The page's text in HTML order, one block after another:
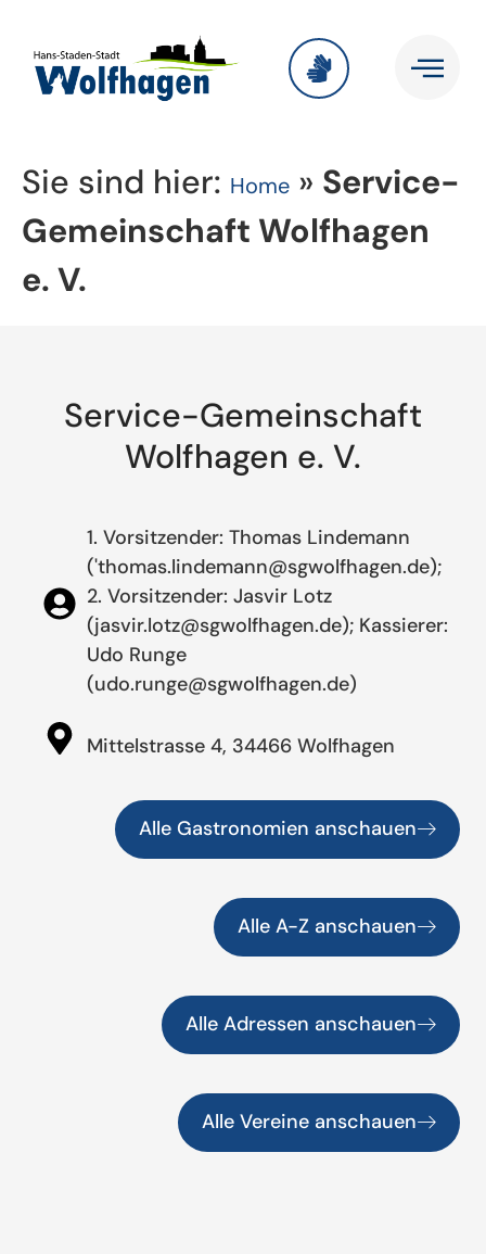
Sie sind hier: Home » Service-
Gemeinschaft Wolfhagen
e. V.
Service-Gemeinschaft
Wolfhagen e. V.
1. Vorsitzender: Thomas Lindemann
('thomas.lindemann@sgwolfhagen.de);
2. Vorsitzender: Jasvir Lotz
(jasvir.lotz@sgwolfhagen.de); Kassierer:
Udo Runge
(udo.runge@sgwolfhagen.de)
Mittelstrasse 4, 34466 Wolfhagen
Alle Gastronomien anschauen
Alle A-Z anschauen
Alle Adressen anschauen
Alle Vereine anschauen